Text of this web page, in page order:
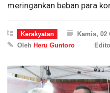
meringankan beban para
Kerakyatan
Kamis, 02
Oleh Heru Guntoro